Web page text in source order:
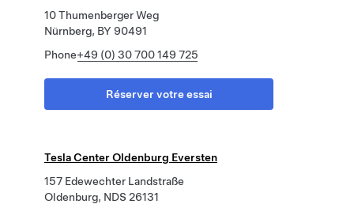
10 Thumenberger Weg
Nürnberg, BY 90491
Phone+49 (0) 30 700 149 725
Réserver votre essai
Tesla Center Oldenburg Eversten
157 Edewechter Landstraße
Oldenburg, NDS 26131